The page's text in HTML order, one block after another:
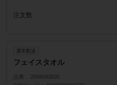
注文数
通常配送
フェイスタオル
品番
2006043500